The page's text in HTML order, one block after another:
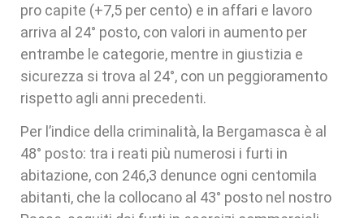
pro capite (+7,5 per cento) e in affari e lavoro
arriva al 24° posto, con valori in aumento per
entrambe le categorie, mentre in giustizia e
sicurezza si trova al 24°, con un peggioramento
rispetto agli anni precedenti.
Per l’indice della criminalità, la Bergamasca è al
48° posto: tra i reati più numerosi i furti in
abitazione, con 246,3 denunce ogni centomila
abitanti, che la collocano al 43° posto nel nostro